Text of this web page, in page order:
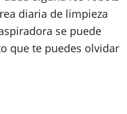
diaria de limpieza
se puede
que te puedes olvidar